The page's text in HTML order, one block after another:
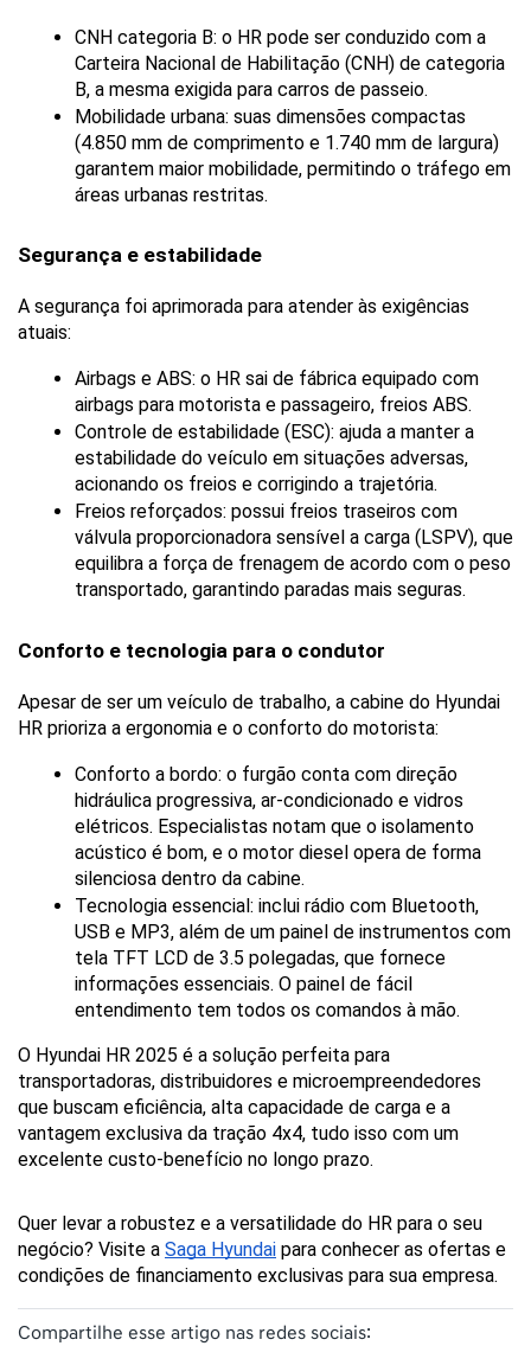
CNH categoria B: o HR pode ser conduzido com a
Carteira Nacional de Habilitação (CNH) de categoria
B, a mesma exigida para carros de passeio.
Mobilidade urbana: suas dimensões compactas
(4.850 mm de comprimento e 1.740 mm de largura)
garantem maior mobilidade, permitindo o tráfego em
áreas urbanas restritas.
Segurança e estabilidade
A segurança foi aprimorada para atender às exigências
atuais:
Airbags e ABS: o HR sai de fábrica equipado com
airbags para motorista e passageiro, freios ABS.
Controle de estabilidade (ESC): ajuda a manter a
estabilidade do veículo em situações adversas,
acionando os freios e corrigindo a trajetória.
Freios reforçados: possui freios traseiros com
válvula proporcionadora sensível a carga (LSPV), que
equilibra a força de frenagem de acordo com o peso
transportado, garantindo paradas mais seguras.
Conforto e tecnologia para o condutor
Apesar de ser um veículo de trabalho, a cabine do Hyundai
HR prioriza a ergonomia e o conforto do motorista:
Conforto a bordo: o furgão conta com direção
hidráulica progressiva, ar-condicionado e vidros
elétricos. Especialistas notam que o isolamento
acústico é bom, e o motor diesel opera de forma
silenciosa dentro da cabine.
Tecnologia essencial: inclui rádio com Bluetooth,
USB e MP3, além de um painel de instrumentos com
tela TFT LCD de 3.5 polegadas, que fornece
informações essenciais. O painel de fácil
entendimento tem todos os comandos à mão.
O Hyundai HR 2025 é a solução perfeita para
transportadoras, distribuidores e microempreendedores
que buscam eficiência, alta capacidade de carga e a
vantagem exclusiva da tração 4x4, tudo isso com um
excelente custo-benefício no longo prazo.
Quer levar a robustez e a versatilidade do HR para o seu
negócio? Visite a Saga Hyundai para conhecer as ofertas e
condições de financiamento exclusivas para sua empresa.
Compartilhe esse artigo nas redes sociais: